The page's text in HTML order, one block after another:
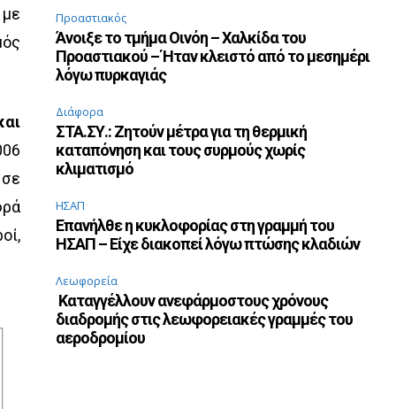
Προαστιακός
Άνοιξε το τμήμα Οινόη – Χαλκίδα του
Προαστιακού – Ήταν κλειστό από το μεσημέρι
λόγω πυρκαγιάς
Διάφορα
ΣΤΑ.ΣΥ.: Ζητούν μέτρα για τη θερμική
καταπόνηση και τους συρμούς χωρίς
κλιματισμό
ΗΣΑΠ
Επανήλθε η κυκλοφορίας στη γραμμή του
ΗΣΑΠ – Είχε διακοπεί λόγω πτώσης κλαδιών
Λεωφορεία
Καταγγέλλουν ανεφάρμοστους χρόνους
διαδρομής στις λεωφορειακές γραμμές του
αεροδρομίου